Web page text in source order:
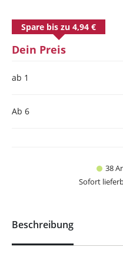
Spare bis zu 4,94 €
Dein Preis
ab 1
Ab 6
38
Sofort
Beschreibung